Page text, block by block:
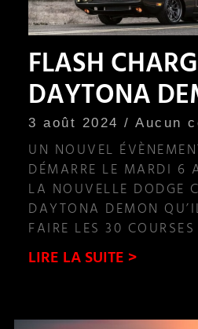
FLASH
DAYTONA
3 août 2024 Aucun
UN NOUVEL
DÉMARRE LE MARDI 6
LA NOUVELLE DODGE
DAYTONA DEMON
FAIRE LES 30 COURSES
LIRE LA SUITE >